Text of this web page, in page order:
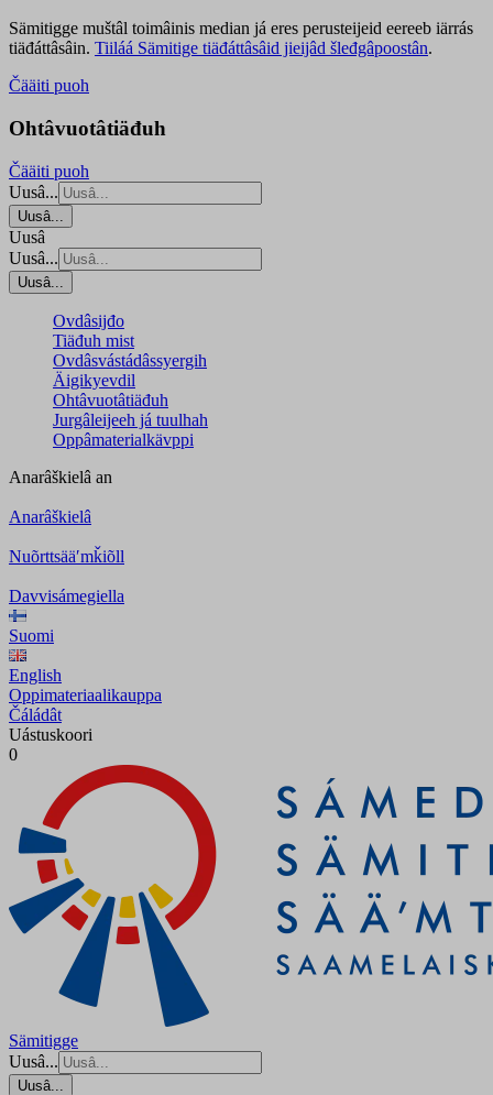
Sämitigge muštâl toimâinis median já eres perusteijeid eereeb iärrás
tiäđáttâsâin. Tiiláá Sämitige tiäđáttâsâid jieijâd šleđgâpoostân.
Čääiti puoh
Ohtâvuotâtiäđuh
Čääiti puoh
Uusâ...
Uusâ...
Uusâ
Uusâ...
Uusâ...
Ovdâsijđo
Tiäđuh mist
Ovdâsvástádâssyergih
Äigikyevdil
Ohtâvuotâtiäđuh
Jurgâleijeeh já tuulhah
Oppâmaterialkävppi
Anarâškielâ an
Anarâškielâ
Nuõrttsääʹmǩiõll
Davvisámegiella
Suomi
English
Oppimateriaalikauppa
Čáládât
Uástuskoori
0
Sämitigge
Uusâ...
Uusâ...